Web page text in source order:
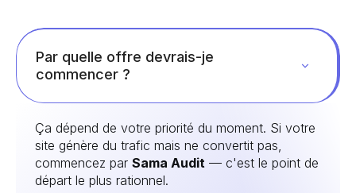
Par quelle offre devrais-je
commencer ?
Ça dépend de votre priorité du moment. Si votre
site génère du trafic mais ne convertit pas,
commencez par Sama Audit — c'est le point de
départ le plus rationnel.